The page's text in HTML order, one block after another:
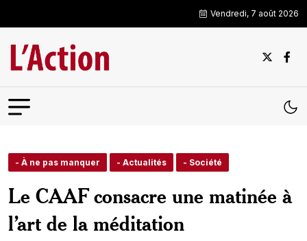
Vendredi, 7 août 2026
- À ne pas manquer - Actualités - Société
Le CAAF consacre une matinée à
l’art de la méditation